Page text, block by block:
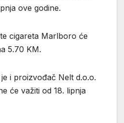
ove godine.
cigareta Marlboro će
5.70 KM.
i proizvođač Nelt d.o.o.
će važiti od 18. lipnja